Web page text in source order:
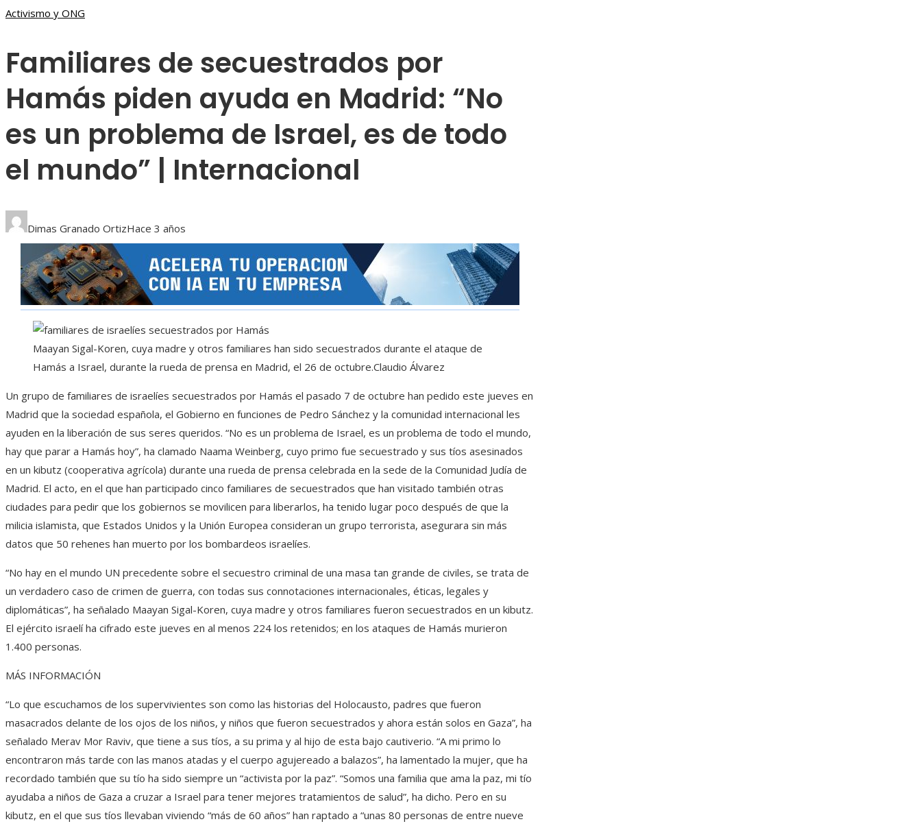
Activismo y ONG
Familiares de secuestrados por
Hamás piden ayuda en Madrid: “No
es un problema de Israel, es de todo
el mundo” | Internacional
Dimas Granado OrtizHace 3 años
Maayan Sigal-Koren, cuya madre y otros familiares han sido secuestrados durante el ataque de
Hamás a Israel, durante la rueda de prensa en Madrid, el 26 de octubre.Claudio Álvarez
Un grupo de familiares de israelíes secuestrados por Hamás el pasado 7 de octubre han pedido este jueves en
Madrid que la sociedad española, el Gobierno en funciones de Pedro Sánchez y la comunidad internacional les
ayuden en la liberación de sus seres queridos. “No es un problema de Israel, es un problema de todo el mundo,
hay que parar a Hamás hoy”, ha clamado Naama Weinberg, cuyo primo fue secuestrado y sus tíos asesinados
en un kibutz (cooperativa agrícola) durante una rueda de prensa celebrada en la sede de la Comunidad Judía de
Madrid. El acto, en el que han participado cinco familiares de secuestrados que han visitado también otras
ciudades para pedir que los gobiernos se movilicen para liberarlos, ha tenido lugar poco después de que la
milicia islamista, que Estados Unidos y la Unión Europea consideran un grupo terrorista, asegurara sin más
datos que 50 rehenes han muerto por los bombardeos israelíes.
“No hay en el mundo UN precedente sobre el secuestro criminal de una masa tan grande de civiles, se trata de
un verdadero caso de crimen de guerra, con todas sus connotaciones internacionales, éticas, legales y
diplomáticas”, ha señalado Maayan Sigal-Koren, cuya madre y otros familiares fueron secuestrados en un kibutz.
El ejército israelí ha cifrado este jueves en al menos 224 los retenidos; en los ataques de Hamás murieron
1.400 personas.
MÁS INFORMACIÓN
“Lo que escuchamos de los supervivientes son como las historias del Holocausto, padres que fueron
masacrados delante de los ojos de los niños, y niños que fueron secuestrados y ahora están solos en Gaza”, ha
señalado Merav Mor Raviv, que tiene a sus tíos, a su prima y al hijo de esta bajo cautiverio. “A mi primo lo
encontraron más tarde con las manos atadas y el cuerpo agujereado a balazos”, ha lamentado la mujer, que ha
recordado también que su tío ha sido siempre un “activista por la paz”. “Somos una familia que ama la paz, mi tío
ayudaba a niños de Gaza a cruzar a Israel para tener mejores tratamientos de salud”, ha dicho. Pero en su
kibutz, en el que sus tíos llevaban viviendo “más de 60 años” han raptado a “unas 80 personas de entre nueve